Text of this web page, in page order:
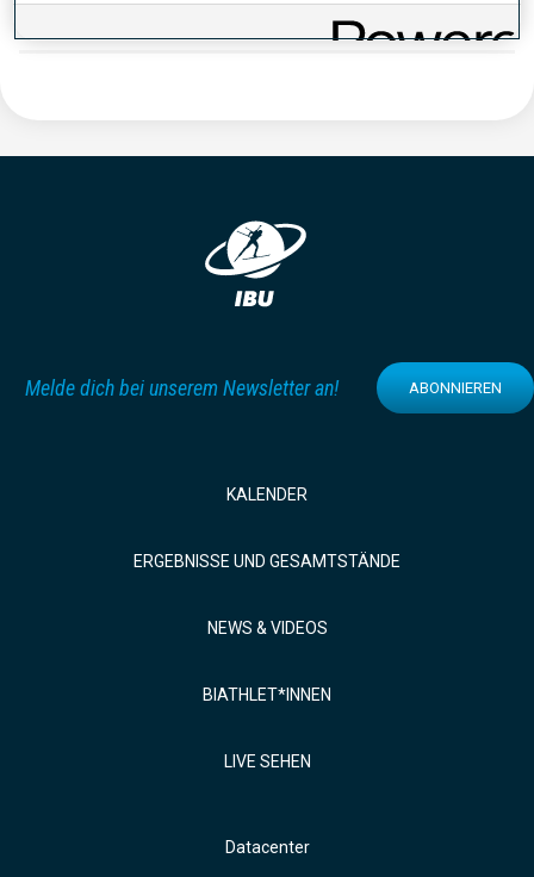
Melde dich bei unserem Newsletter an! ABONNIEREN
KALENDER
ERGEBNISSE UND GESAMTSTÄNDE
NEWS & VIDEOS
BIATHLET*INNEN
LIVE SEHEN
Datacenter